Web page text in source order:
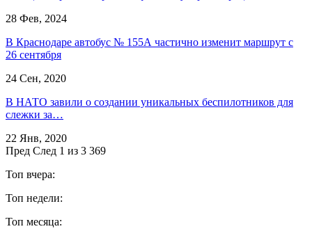
28 Фев, 2024
В Краснодаре автобус № 155А частично изменит маршрут с
26 сентября
24 Сен, 2020
В НАТО завили о создании уникальных беспилотников для
слежки за…
22 Янв, 2020
Пред След 1 из 3 369
Топ вчера:
Топ недели:
Топ месяца: